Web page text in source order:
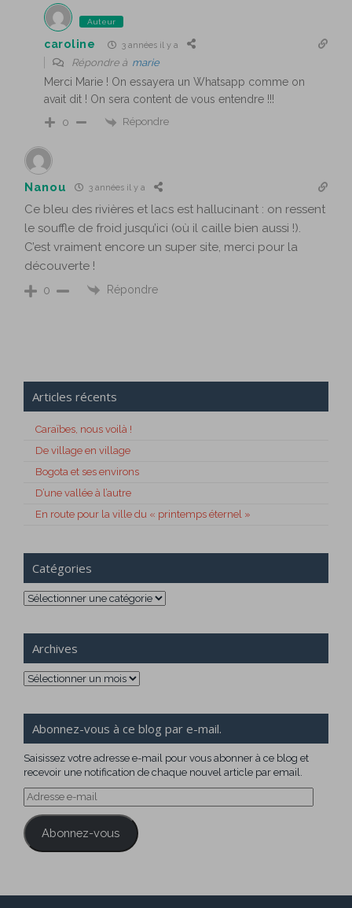
Auteur
caroline 3 années il y a
Répondre à marie
Merci Marie ! On essayera un Whatsapp comme on
avait dit ! On sera content de vous entendre !!!
0 Répondre
Nanou 3 années il y a
Ce bleu des rivières et lacs est hallucinant : on ressent
le souffle de froid jusqu’ici (où il caille bien aussi !).
C’est vraiment encore un super site, merci pour la
découverte !
0 Répondre
Articles récents
Caraïbes, nous voilà !
De village en village
Bogota et ses environs
D’une vallée à l’autre
En route pour la ville du « printemps éternel »
Catégories
Catégories
Archives
Archives
Abonnez-vous à ce blog par e-mail.
Saisissez votre adresse e-mail pour vous abonner à ce blog et
recevoir une notification de chaque nouvel article par email.
Adresse
e-
mail
Abonnez-vous